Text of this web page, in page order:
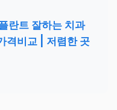
란트 잘하는 치과
격비교 | 저렴한 곳